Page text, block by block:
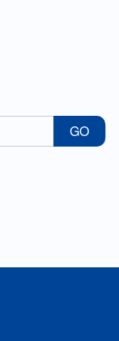
GO